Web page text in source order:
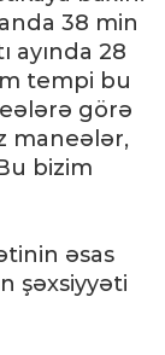
38 min
ayında 28
tempi bu
görə
maneələr,
bizim
əsas
şəxsiyyəti